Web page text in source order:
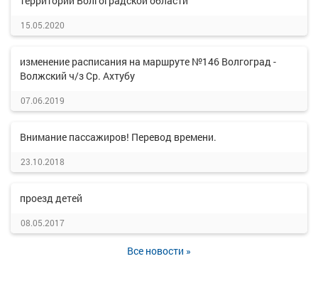
15.05.2020
изменение расписания на маршруте №146 Волгоград -
Волжский ч/з Ср. Ахтубу
07.06.2019
Внимание пассажиров! Перевод времени.
23.10.2018
проезд детей
08.05.2017
Все новости »